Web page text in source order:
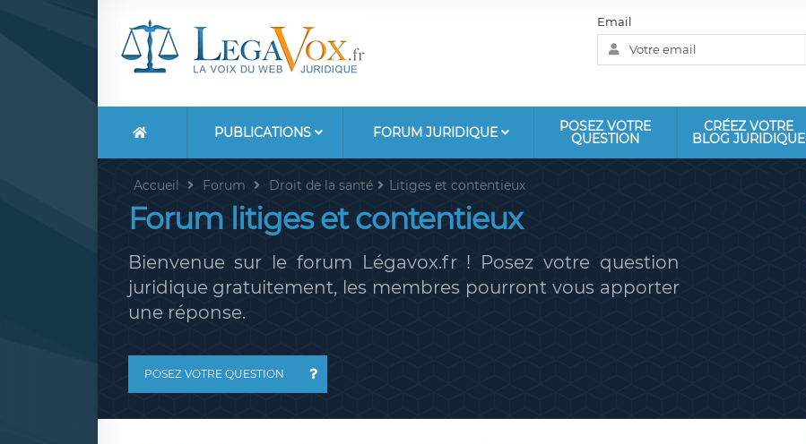
Email
PUBLICATIONS FORUM JURIDIQUE POSEZ VOTRE
QUESTION
CRÉEZ VOTRE
BLOG JURIDIQUE
Accueil Forum Droit de la santé Litiges et contentieux
Forum litiges et contentieux
Bienvenue sur le forum Légavox.fr ! Posez votre question
juridique gratuitement, les membres pourront vous apporter
une réponse.
POSEZ VOTRE QUESTION